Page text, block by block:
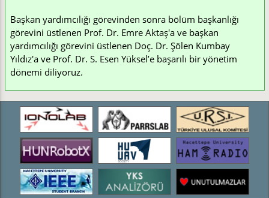
Başkan yardımcılığı görevinden sonra bölüm başkanlığı
görevini üstlenen Prof. Dr. Emre Aktaş'a ve başkan
yardımcılığı görevini üstlenen Doç. Dr. Şölen Kumbay
Yıldız'a ve Prof. Dr. S. Esen Yüksel’e başarılı bir yönetim
dönemi diliyoruz.